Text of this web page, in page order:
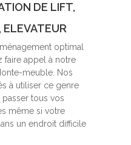
DE LIFT,
optimal
faire appel à notre
meuble. Nos
à utiliser ce genre
passer tous vos
même si votre
un endroit difficile